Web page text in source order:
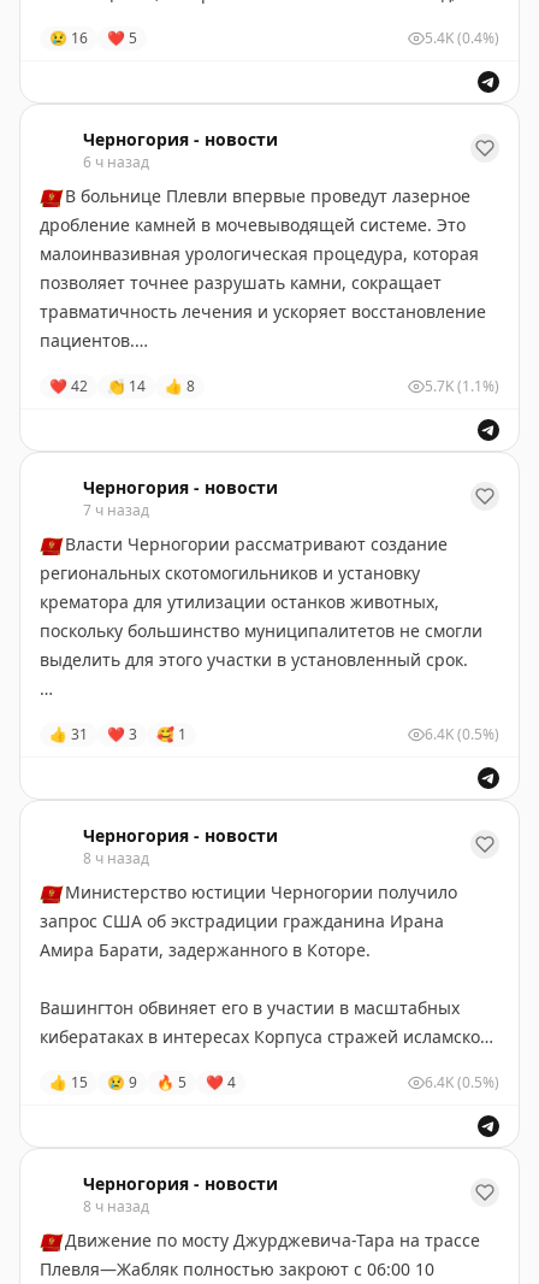
часов и аксессуаров известных марок. Стоимость
задержанного также поданы административные
заявления за нарушения в торговле и защите прав
потребителей.
Черногория-Новости
😢 16 ❤ 5 5.4K(0.4%)
Черногория - новости
6 ч назад
🇲🇪В больнице Плевли впервые проведут лазерное
дробление камней в мочевыводящей системе. Это
малоинвазивная урологическая процедура, которая
позволяет точнее разрушать камни, сокращает
травматичность лечения и ускоряет восстановление
пациентов.
Черногория-Новости
❤ 42 👏 14 👍 8 5.7K(1.1%)
Черногория - новости
7 ч назад
🇲🇪Власти Черногории рассматривают создание
региональных скотомогильников и установку
крематора для утилизации останков животных,
поскольку большинство муниципалитетов не смогли
выделить для этого участки в установленный срок.
главе о безопасности пищевых продуктов,
правительство готовит срочные временные меры.
Черногория-Новости
👍 31 ❤ 3 🥰 1 6.4K(0.5%)
Черногория - новости
8 ч назад
🇲🇪Министерство юстиции Черногории получило
запрос США об экстрадиции гражданина Ирана
Амира Барати, задержанного в Которе.
Вашингтон обвиняет его в участии в масштабных
кибератаках в интересах Корпуса стражей исламской
$3,4 млрд. Барати находится в экстрадиционном
Черногория-Новости
👍 15 😢 9 🔥 5 ❤ 4 6.4K(0.5%)
Черногория - новости
8 ч назад
🇲🇪Движение по мосту Джурджевича-Тара на трассе
Плевля—Жабляк полностью закроют с 06:00 10